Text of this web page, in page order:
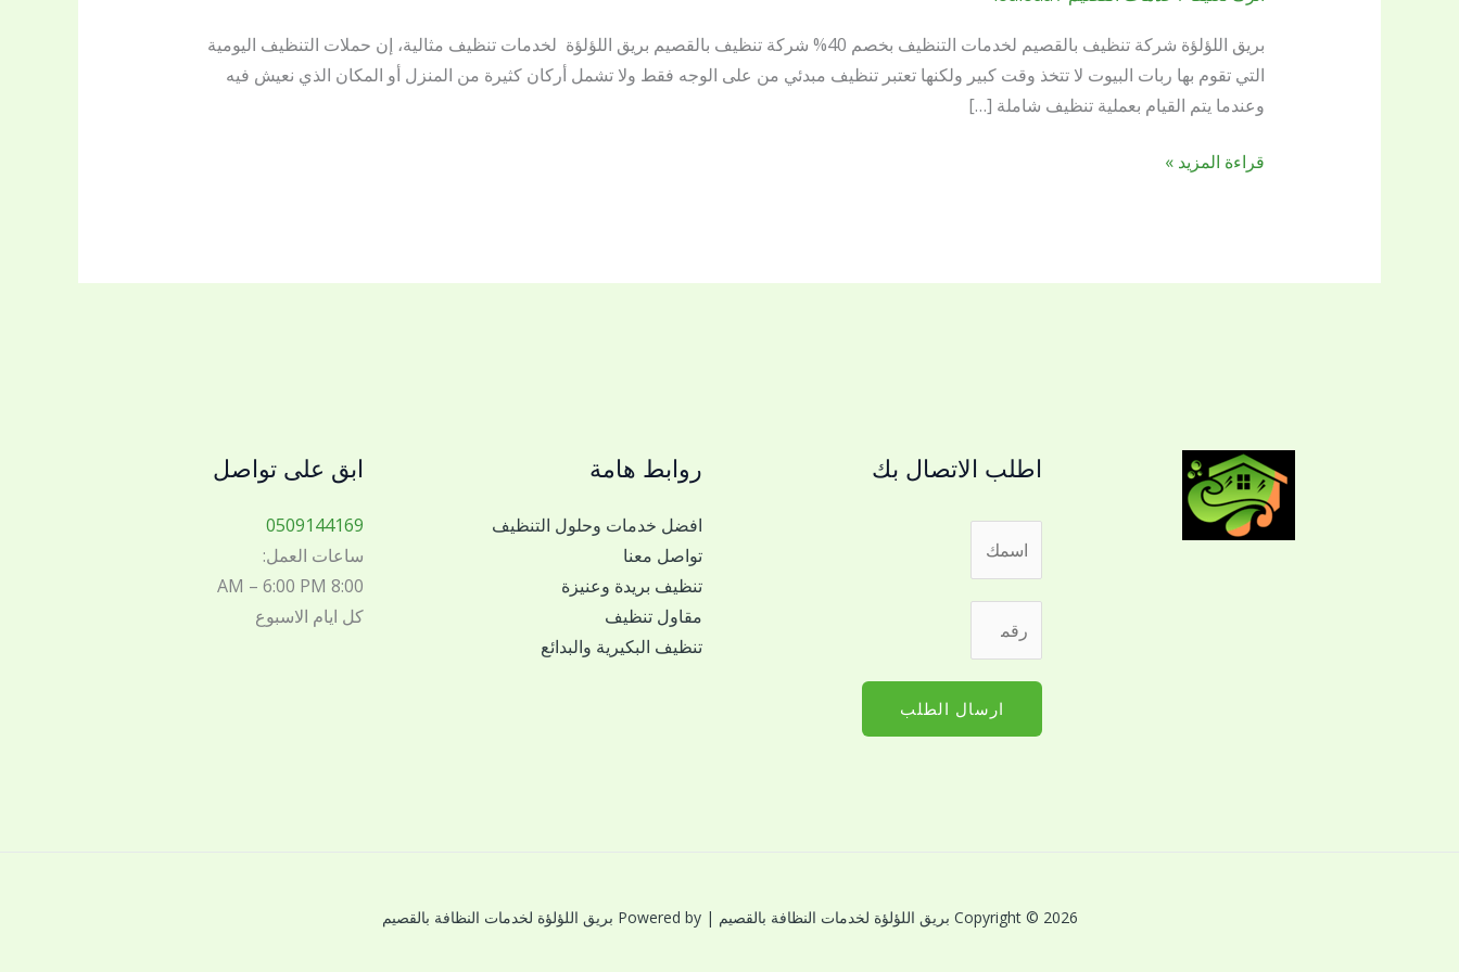
بريق اللؤلؤة شركة تنظيف بالقصيم لخدمات التنظيف بخصم 40% شركة تنظيف بالقصيم بريق اللؤلؤة لخدمات تنظيف مثالية، إن حملات التنظيف اليومية
التي تقوم بها ربات البيوت لا تتخذ وقت كبير ولكنها تعتبر تنظيف مبدئي من على الوجه فقط ولا تشمل أركان كثيرة من المنزل أو المكان الذي نعيش فيه
وعندما يتم القيام بعملية تنظيف شاملة […]
بالقصيم
قراءة المزيد »
اطلب الاتصال بك
ا
م
*م
ل
ل
ارسال الطلب
روابط هامة
افضل خدمات وحلول التنظيف
تواصل معنا
تنظيف بريدة وعنيزة
مقاول تنظيف
تنظيف البكيرية والبدائع
ابق على تواصل
0509144169
ساعات العمل:
8:00 AM – 6:00 PM
كل ايام الاسبوع
Copyright © 2026 بريق اللؤلؤة لخدمات النظافة بالقصيم | Powered by بريق اللؤلؤة لخدمات النظافة بالقصيم